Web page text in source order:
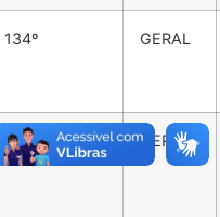
134º GERAL
136º GERAL